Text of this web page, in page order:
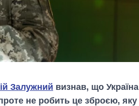
Залужний визнав, що Україна
проте не робить це зброєю, яку